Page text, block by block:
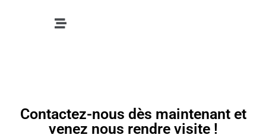
Contactez-nous dès maintenant et
venez nous rendre visite !